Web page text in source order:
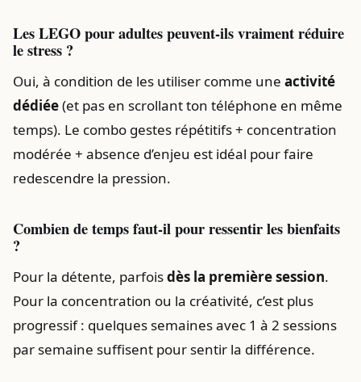
Les LEGO pour adultes peuvent-ils vraiment réduire
le stress ?
Oui, à condition de les utiliser comme une activité
dédiée(et pas en scrollant ton téléphone en même
temps). Le combo gestes répétitifs + concentration
modérée + absence d’enjeu est idéal pour faire
redescendre la pression.
Combien de temps faut-il pour ressentir les bienfaits
?
Pour la détente, parfoisdès la première session.
Pour la concentration ou la créativité, c’est plus
progressif : quelques semaines avec 1 à 2 sessions
par semaine suffisent pour sentir la différence.